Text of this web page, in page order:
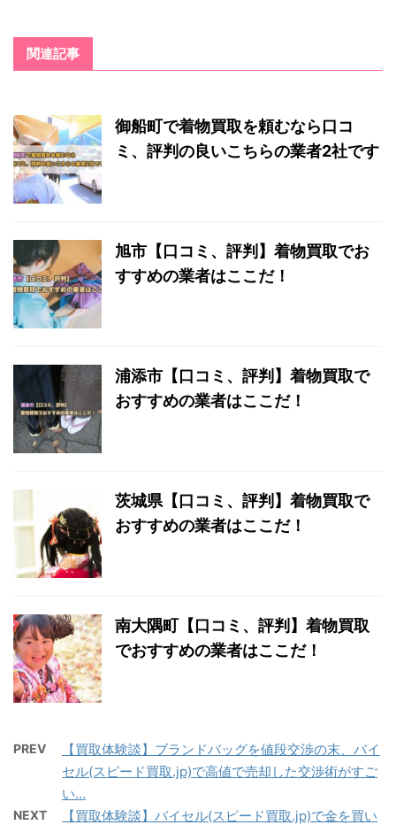
関連記事
御船町で着物買取を頼むなら口コ
ミ、評判の良いこちらの業者2社です
旭市【口コミ、評判】着物買取でお
すすめの業者はここだ！
浦添市【口コミ、評判】着物買取で
おすすめの業者はここだ！
茨城県【口コミ、評判】着物買取で
おすすめの業者はここだ！
南大隅町【口コミ、評判】着物買取
でおすすめの業者はここだ！
PREV
【買取体験談】ブランドバッグを値段交渉の末、バイ
セル(スピード買取.jp)で高値で売却した交渉術がすご
い…
NEXT
【買取体験談】バイセル(スピード買取.jp)で金を買い